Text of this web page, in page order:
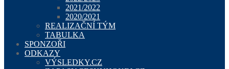
2021/2022
2020/2021
REALIZAČNÍ TÝM
TABULKA
SPONZOŘI
ODKAZY
VÝSLEDKY.CZ